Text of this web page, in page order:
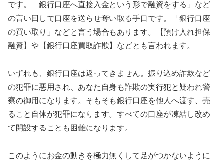
です。「銀行口座へ直接入金という形で融資をする」など
の言い回しで口座を送らせ奪い取る手口です。「銀行口座
の買い取り」などと言う場合もあります。【預け入れ担保
融資】や【銀行口座買取詐欺】などとも言われます。
いずれも、銀行口座は返ってきません。振り込め詐欺など
の犯罪に悪用され、あなた自身も詐欺の実行犯と疑われ警
察の御用になります。そもそも銀行口座を他人へ渡す、売
ること自体が犯罪になります。すべての口座が凍結し改め
て開設することも困難になります。
このようにお金の動きを極力無くして足がつかないように